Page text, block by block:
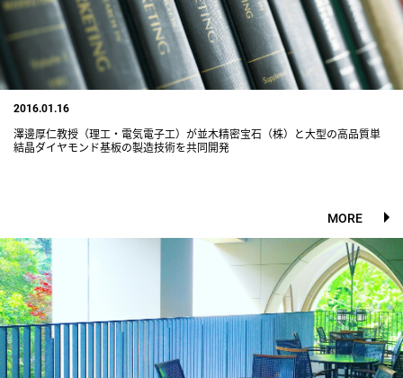
2016.01.16
澤邊厚仁教授（理工・電気電子工）が並木精密宝石（株）と大型の高品質単
結晶ダイヤモンド基板の製造技術を共同開発
MORE